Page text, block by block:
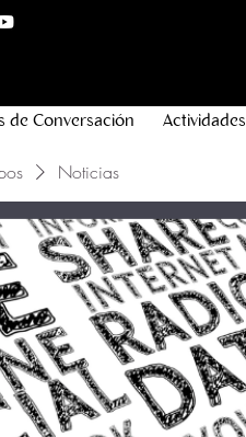
de Conversación Actividades
Noticias